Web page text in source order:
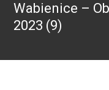
Previous
post:
Wabienice –
2023 (9)